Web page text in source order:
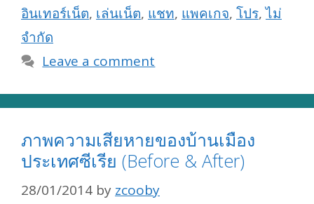
อินเทอร์เน็ต, เล่นเน็ต, แชท, แพคเกจ, โปร,ไม่
จำกัด
Leave a comment
ภาพความเสียหายของบ้านเมือง
ประเทศซีเรีย (Before & After)
28/01/2014 by zcooby